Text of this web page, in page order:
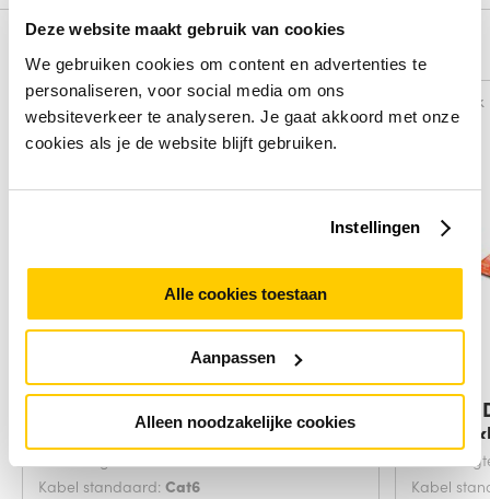
Deze website maakt gebruik van cookies
We gebruiken cookies om content en advertenties te
personaliseren, voor social media om ons
websiteverkeer te analyseren. Je gaat akkoord met onze
cookies als je de website blijft gebruiken.
Instellingen
Alle cookies toestaan
Aanpassen
Alleen noodzakelijke cookies
Alternatieven
Vergelijk
netwerkkabel Blauw
Kabel standaard: Cat6
Vergelijk
Digitus
Kabel